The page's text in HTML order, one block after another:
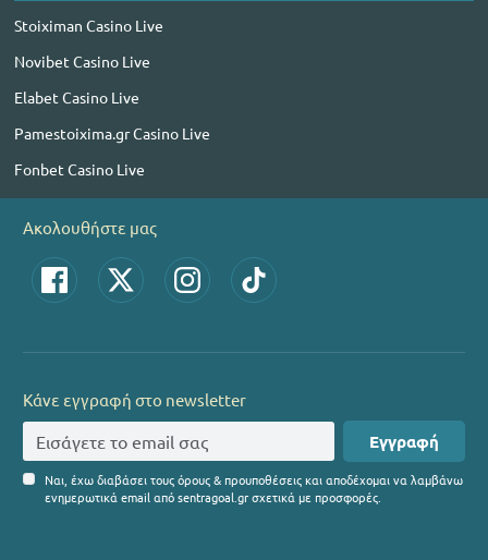
Stoiximan Casino Live
Novibet Casino Live
Elabet Casino Live
Pamestoixima.gr Casino Live
Fonbet Casino Live
Ακολουθήστε μας
Κάνε εγγραφή στο newsletter
Εγγραφή
Ναι, έχω διαβάσει τους όρους & προυποθέσεις και αποδέχομαι να λαμβάνω
ενημερωτικά email από sentragoal.gr σχετικά με προσφορές.